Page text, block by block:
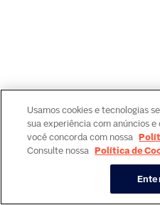
Usamos cookies e tecnologias
sua experiência com anúncios
você concorda com nossa
Consulte nossa Política de